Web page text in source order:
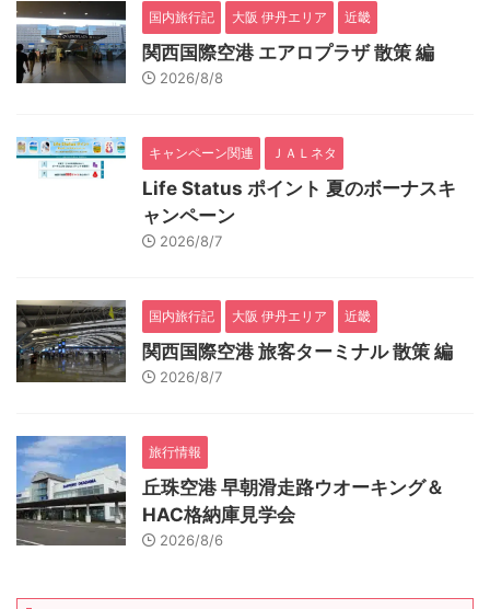
国内旅行記 大阪 伊丹エリア 近畿
関西国際空港 エアロプラザ 散策 編
2026/8/8
キャンペーン関連 ＪＡＬネタ
Life Status ポイント 夏のボーナスキ
ャンペーン
2026/8/7
国内旅行記 大阪 伊丹エリア 近畿
関西国際空港 旅客ターミナル 散策 編
2026/8/7
旅行情報
丘珠空港 早朝滑走路ウオーキング＆
HAC格納庫見学会
2026/8/6